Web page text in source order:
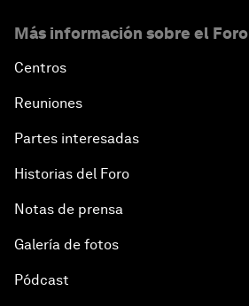
Más información sobre el Foro
Centros
Reuniones
Partes interesadas
Historias del Foro
Notas de prensa
Galería de fotos
Pódcast